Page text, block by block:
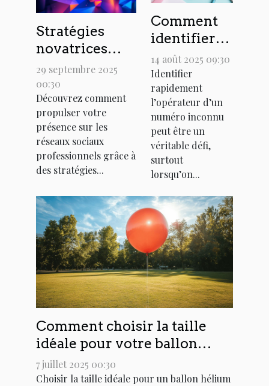
Stratégies
novatrices
pour
optimiser
l'engagement
sur les réseaux
sociaux
professionnels
29 septembre 2025
00:30
Découvrez comment
propulser votre
présence sur les
réseaux sociaux
professionnels grâce à
des stratégies...
Comment
identifier
l'opérateur
d'un
numéro
inconnu
rapidement
?
14 août 2025 09:30
Identifier
rapidement
l’opérateur d’un
numéro inconnu
peut être un
véritable défi,
surtout
lorsqu’on...
Comment choisir la taille
idéale pour votre ballon
hélium publicitaire ?
7 juillet 2025 00:30
Choisir la taille idéale pour un ballon hélium